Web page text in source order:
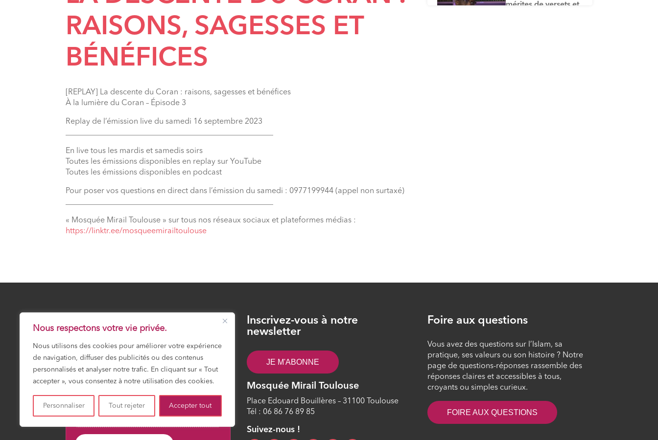
Nous respectons votre vie privée.
Nous utilisons des cookies pour améliorer votre expérience
de navigation, diffuser des publicités ou des contenus
personnalisés et analyser notre trafic. En cliquant sur « Tout
accepter », vous consentez à notre utilisation des cookies.
Personnaliser Tout rejeter Accepter tout
RAISONS, SAGESSES ET
BÉNÉFICES
[REPLAY] La descente du Coran : raisons, sagesses et bénéfices
À la lumière du Coran – Épisode 3
Replay de l’émission live du samedi 16 septembre 2023
En live tous les mardis et samedis soirs
Toutes les émissions disponibles en replay sur YouTube
Toutes les émissions disponibles en podcast
Pour poser vos questions en direct dans l’émission du samedi : 0977199944 (appel non surtaxé)
« Mosquée Mirail Toulouse » sur tous nos réseaux sociaux et plateformes médias :
⁠https://linktr.ee/mosqueemirailtoulouse
mérites de versets et
ÉPISODE 10
Les finalités visées
par le Coran (Partie
ÉPISODE 11
Les finalités visées
par le Coran (Partie
25 Safar 1448 SAMEDI 8 AOÛT 2026
Prochaine prière :Fajr
03:18
Shuruk
Dohr
Maghrib
Icha
Inscrivez-vous à notre
newsletter
JE M'ABONNE
Mosquée Mirail Toulouse
Place Edouard Bouillères – 31100 Toulouse
Tél : 06 86 76 89 85
Suivez-nous !
Foire aux questions
Vous avez des questions sur l’Islam, sa
pratique, ses valeurs ou son histoire ? Notre
page de questions-réponses rassemble des
réponses claires et accessibles à tous,
croyants ou simples curieux.
FOIRE AUX QUESTIONS